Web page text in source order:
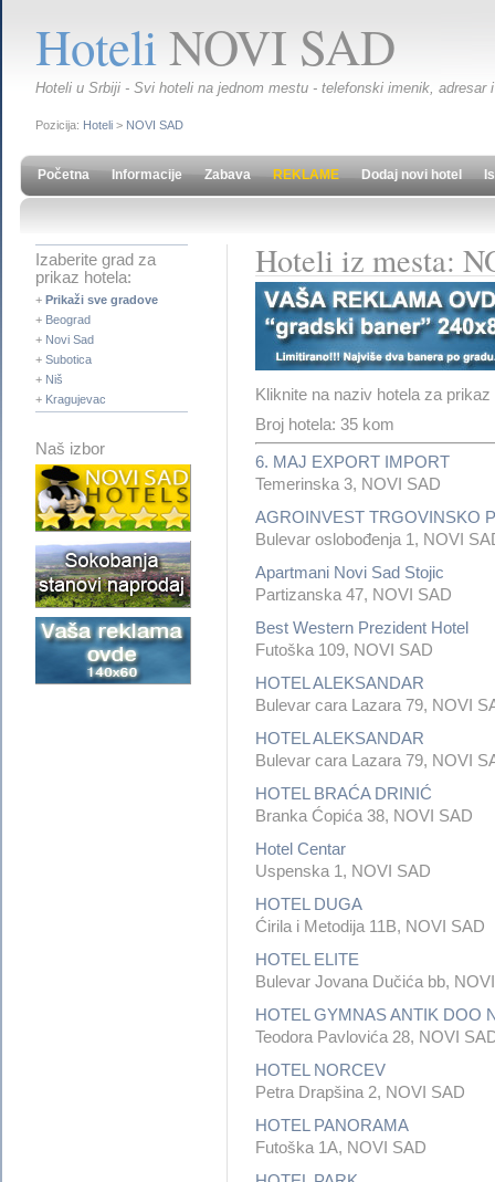
HoteliNOVI SAD
Hoteli u Srbiji - Svi hoteli na jednom mestu - telefonski imenik, adresar
Pozicija: Hoteli > NOVI SAD
Početna Informacije Zabava REKLAME Dodaj novi hotel
Izaberite grad za
prikaz hotela:
+ Prikaži sve gradove
+ Beograd
+ Novi Sad
+ Subotica
+ Niš
+ Kragujevac
Naš izbor
Hoteli iz mesta:
Kliknite na naziv hotela za
Broj hotela: 35 kom
6. MAJ EXPORT IMPORT
Temerinska 3, NOVI SAD
AGROINVEST TRGOVINSKO
Bulevar oslobođenja 1, NOVI
Apartmani Novi Sad Stojic
Partizanska 47, NOVI SAD
Best Western Prezident Hotel
Futoška 109, NOVI SAD
HOTEL ALEKSANDAR
Bulevar cara Lazara 79, NOVI
HOTEL ALEKSANDAR
Bulevar cara Lazara 79, NOVI
HOTEL BRAĆA DRINIĆ
Branka Ćopića 38, NOVI SAD
Hotel Centar
Uspenska 1, NOVI SAD
HOTEL DUGA
Ćirila i Metodija 11B, NOVI SAD
HOTEL ELITE
Bulevar Jovana Dučića bb,
HOTEL GYMNAS ANTIK DOO
Teodora Pavlovića 28, NOVI
HOTEL NORCEV
Petra Drapšina 2, NOVI SAD
HOTEL PANORAMA
Futoška 1A, NOVI SAD